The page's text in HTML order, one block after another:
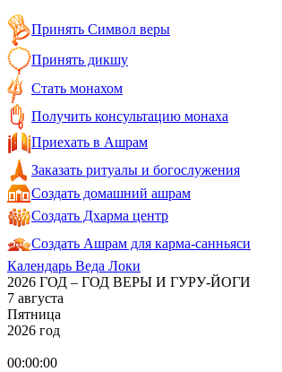
Принять Символ веры
Принять дикшу
Стать монахом
Получить консультацию монаха
Приехать в Ашрам
Заказать ритуалы и богослужения
Создать домашний ашрам
Создать Дхарма центр
Создать Ашрам для карма-санньяси
Календарь Веда Локи
2026 ГОД – ГОД ВЕРЫ И ГУРУ-ЙОГИ
7 августа
Пятница
2026 год
00:00:00